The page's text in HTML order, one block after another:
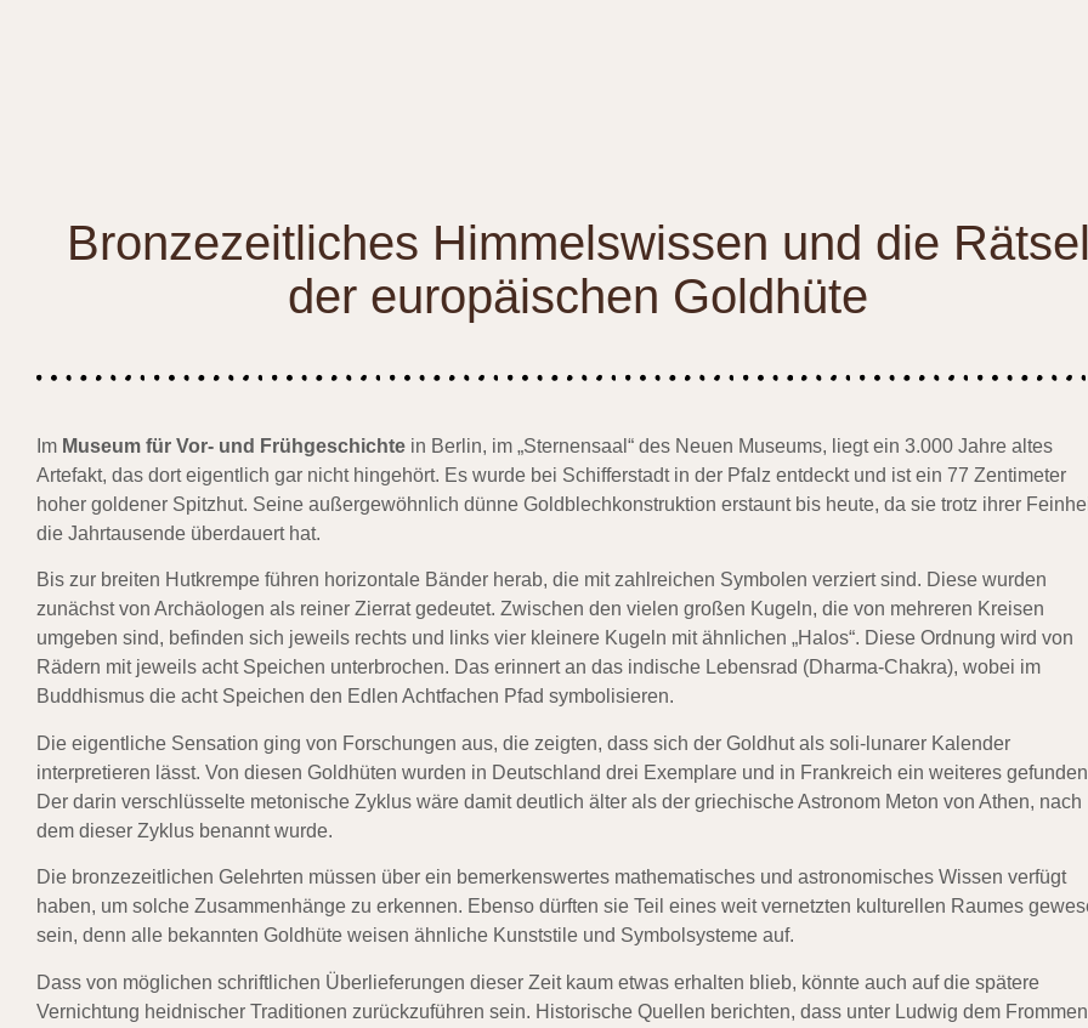
Bronzezeitliches Himmelswissen und die Rätsel
der europäischen Goldhüte
Im Museum für Vor- und Frühgeschichte in Berlin, im „Sternensaal“ des Neuen Museums, liegt ein 3.000 Jahre altes
Artefakt, das dort eigentlich gar nicht hingehört. Es wurde bei Schifferstadt in der Pfalz entdeckt und ist ein 77 Zentimeter
hoher goldener Spitzhut. Seine außergewöhnlich dünne Goldblechkonstruktion erstaunt bis heute, da sie trotz ihrer
die Jahrtausende überdauert hat.
Bis zur breiten Hutkrempe führen horizontale Bänder herab, die mit zahlreichen Symbolen verziert sind. Diese wurden
zunächst von Archäologen als reiner Zierrat gedeutet. Zwischen den vielen großen Kugeln, die von mehreren Kreisen
umgeben sind, befinden sich jeweils rechts und links vier kleinere Kugeln mit ähnlichen „Halos“. Diese Ordnung wird von
Rädern mit jeweils acht Speichen unterbrochen. Das erinnert an das indische Lebensrad (Dharma-Chakra), wobei im
Buddhismus die acht Speichen den Edlen Achtfachen Pfad symbolisieren.
Die eigentliche Sensation ging von Forschungen aus, die zeigten, dass sich der Goldhut als soli-lunarer Kalender
interpretieren lässt. Von diesen Goldhüten wurden in Deutschland drei Exemplare und in Frankreich ein weiteres
Der darin verschlüsselte metonische Zyklus wäre damit deutlich älter als der griechische Astronom Meton von Athen, nach
dem dieser Zyklus benannt wurde.
Die bronzezeitlichen Gelehrten müssen über ein bemerkenswertes mathematisches und astronomisches Wissen verfügt
haben, um solche Zusammenhänge zu erkennen. Ebenso dürften sie Teil eines weit vernetzten kulturellen Raumes
sein, denn alle bekannten Goldhüte weisen ähnliche Kunststile und Symbolsysteme auf.
Dass von möglichen schriftlichen Überlieferungen dieser Zeit kaum etwas erhalten blieb, könnte auch auf die spätere
Vernichtung heidnischer Traditionen zurückzuführen sein. Historische Quellen berichten, dass unter Ludwig dem Frommen